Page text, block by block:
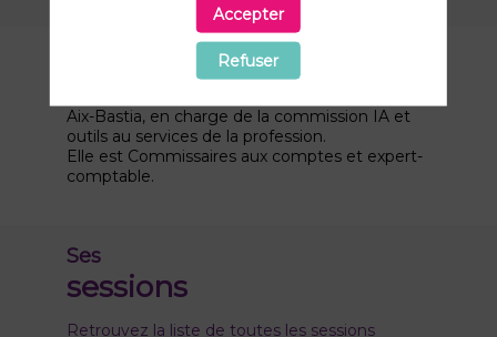
Aix-Bastia, en charge de la commission IA et
outils au services de la profession.
Elle est Commissaires aux comptes et expert-
comptable.
Ses
sessions
Retrouvez la liste de toutes les sessions
Accepter
Refuser